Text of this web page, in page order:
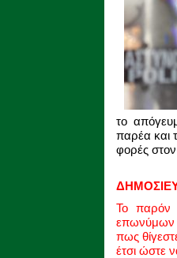
το
παρέα και
φορές
Το παρόν
επωνύμων
πως
έτσι ώστε